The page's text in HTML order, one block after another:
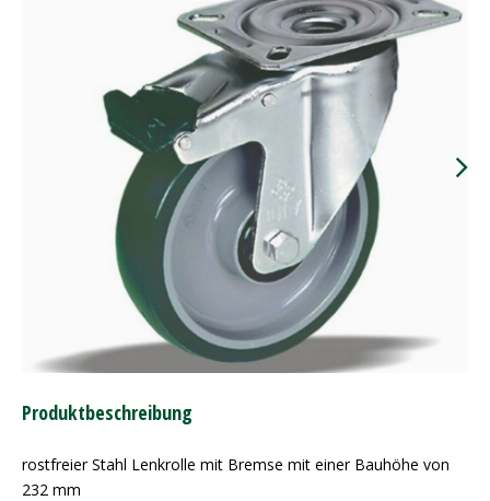
Produktbeschreibung
rostfreier Stahl Lenkrolle mit Bremse mit einer Bauhöhe von
232 mm